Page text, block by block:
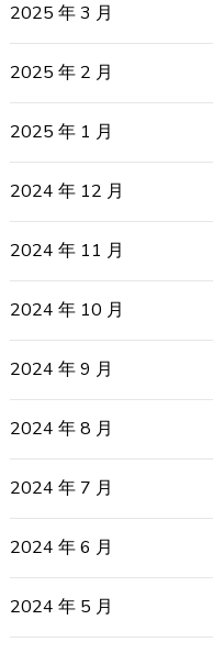
2025 年 3 月
2025 年 2 月
2025 年 1 月
2024 年 12 月
2024 年 11 月
2024 年 10 月
2024 年 9 月
2024 年 8 月
2024 年 7 月
2024 年 6 月
2024 年 5 月